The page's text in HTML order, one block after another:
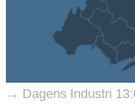
→ Dagens Industri